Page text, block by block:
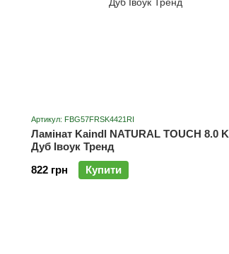
Артикул: FBG57FRSK4421RI
Ламінат Kaindl NATURAL TOUCH 8.0
Дуб Івоук Тренд
822 грн
Купити